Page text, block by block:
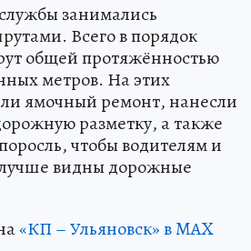
занимались
Всего в порядок
общей протяжённостью
метров. На этих
ямочный ремонт, нанесли
разметку, а также
чтобы водителям и
видны дорожные
«КП – Ульяновск» в MAX